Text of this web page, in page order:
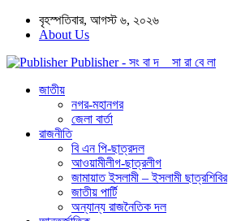
বৃহস্পতিবার, আগস্ট ৬, ২০২৬
About Us
Publisher - সং বা দ সা রা বে লা
জাতীয়
নগর-মহানগর
জেলা বার্তা
রাজনীতি
বি এন পি-ছাত্রদল
আওয়ামীলীগ-ছাত্রলীগ
জামায়াত ইসলামী – ইসলামী ছাত্রশিবির
জাতীয় পার্টি
অন্যান্য রাজনৈতিক দল